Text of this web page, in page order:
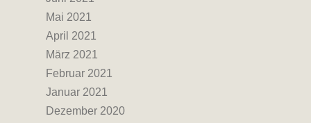
Mai 2021
April 2021
März 2021
Februar 2021
Januar 2021
Dezember 2020